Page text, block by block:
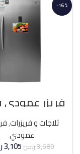
-16%
فريزر عمودي
21 قدم انفرتر – فضي
ثلاجات و فريزرات,
عمودي
3,680ر.س3,105